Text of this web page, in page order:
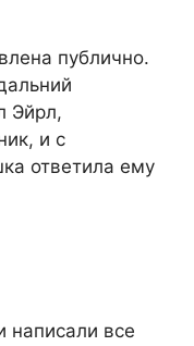
публично.
Эйрл,
и с
ответила ему
написали все